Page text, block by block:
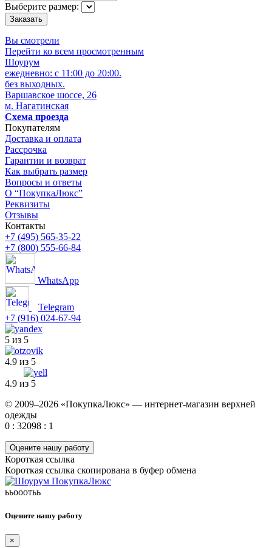
Выберите размер:
Вы смотрели
Перейти ко всем просмотренным
Шоурум
ежедневно: с 11:00 до 20:00.
без выходных.
Варшавское шоссе, 26
м. Нагатинская
Схема проезда
Покупателям
Доставка и оплата
Рассрочка
Гарантии и возврат
Как выбрать размер
Вопросы и ответы
О “ПокупкаЛюкс”
Реквизиты
Отзывы
Контакты
+7 (495) 565-35-22
+7 (800) 555-66-84
WhatsApp
Telegram
+7 (916) 024-67-94
5 из 5
4.9 из 5
4.9 из 5
© 2009–2026 «ПокупкаЛюкс» — интернет-магазин верхней
одежды
0 : 32098 : 1
Оцените нашу работу
Короткая ссылка
Короткая ссылка скопирована в буфер обмена
ььооотьь
Оцените нашу работу
×